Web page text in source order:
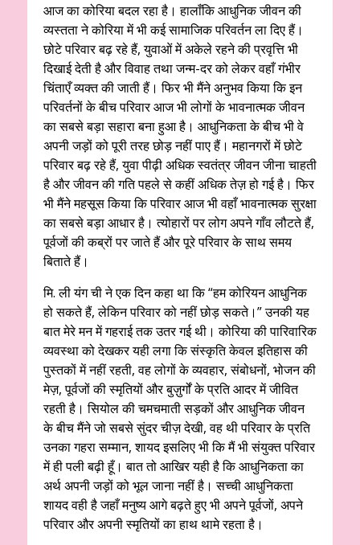
आज का कोरिया बदल रहा है। हालाँकि आधुनिक जीवन की
व्यस्तता ने कोरिया में भी कई सामाजिक परिवर्तन ला दिए हैं।
छोटे परिवार बढ़ रहे हैं, युवाओं में अकेले रहने की प्रवृत्ति भी
दिखाई देती है और विवाह तथा जन्म-दर को लेकर वहाँ गंभीर
चिंताएँ व्यक्त की जाती हैं। फिर भी मैंने अनुभव किया कि इन
परिवर्तनों के बीच परिवार आज भी लोगों के भावनात्मक जीवन
का सबसे बड़ा सहारा बना हुआ है। आधुनिकता के बीच भी वे
अपनी जड़ों को पूरी तरह छोड़ नहीं पाए हैं। महानगरों में छोटे
परिवार बढ़ रहे हैं, युवा पीढ़ी अधिक स्वतंत्र जीवन जीना चाहती
है और जीवन की गति पहले से कहीं अधिक तेज़ हो गई है। फिर
भी मैंने महसूस किया कि परिवार आज भी वहाँ भावनात्मक सुरक्षा
का सबसे बड़ा आधार है। त्योहारों पर लोग अपने गाँव लौटते हैं,
पूर्वजों की कब्रों पर जाते हैं और पूरे परिवार के साथ समय
बिताते हैं।
मि. ली यंग ची ने एक दिन कहा था कि “हम कोरियन आधुनिक
हो सकते हैं, लेकिन परिवार को नहीं छोड़ सकते।” उनकी यह
बात मेरे मन में गहराई तक उतर गई थी। कोरिया की पारिवारिक
व्यवस्था को देखकर यही लगा कि संस्कृति केवल इतिहास की
पुस्तकों में नहीं रहती, वह लोगों के व्यवहार, संबोधनों, भोजन की
मेज़, पूर्वजों की स्मृतियों और बुज़ुर्गों के प्रति आदर में जीवित
रहती है। सियोल की चमचमाती सड़कों और आधुनिक जीवन
के बीच मैंने जो सबसे सुंदर चीज़ देखी, वह थी परिवार के प्रति
उनका गहरा सम्मान, शायद इसलिए भी कि मैं भी संयुक्त परिवार
में ही पली बढ़ी हूँ। बात तो आखिर यही है कि आधुनिकता का
अर्थ अपनी जड़ों को भूल जाना नहीं है। सच्ची आधुनिकता
शायद वही है जहाँ मनुष्य आगे बढ़ते हुए भी अपने पूर्वजों, अपने
परिवार और अपनी स्मृतियों का हाथ थामे रहता है।